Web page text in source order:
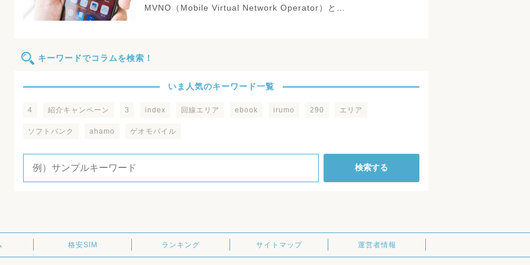
MVNO（Mobile Virtual Network Operator）と…
キーワードでコラムを検索！
いま人気のキーワード一覧
4 紹介キャンペーン 3 index 回線エリア ebook irumo 290 エリア
ソフトバンク ahamo ゲオモバイル
検索する
格安SIM ランキング サイトマップ 運営者情報